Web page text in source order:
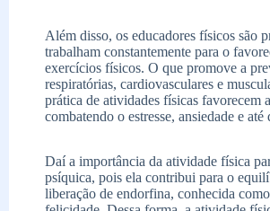
Além disso, os educadores físicos são
trabalham constantemente para o
exercícios físicos. O que promove a
respiratórias, cardiovasculares e
prática de atividades físicas favorecem
combatendo o estresse, ansiedade e até
Daí a importância da atividade física
psíquica, pois ela contribui para o
liberação de endorfina, conhecida